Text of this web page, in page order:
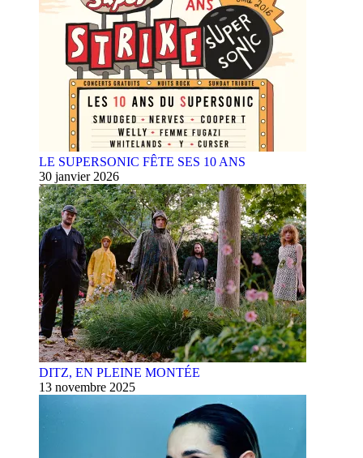
LE SUPERSONIC FÊTE SES 10 ANS
30 janvier 2026
DITZ, EN PLEINE MONTÉE
13 novembre 2025